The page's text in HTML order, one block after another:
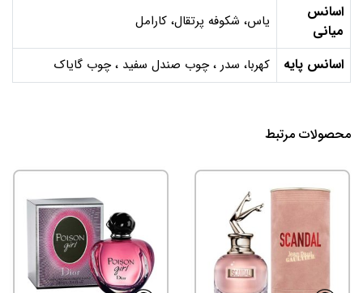
اسانس
میانی
یاس، شکوفه پرتقال، کارامل
اسانس پایه کهربا، سدر ، چوب صندل سفید ، چوب گایاک
محصولات مرتبط